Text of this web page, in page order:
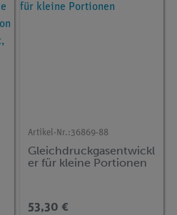
Artikel-Nr.:36869-88
Gleichdruckgasentwickl
er für kleine Portionen
53,30 €